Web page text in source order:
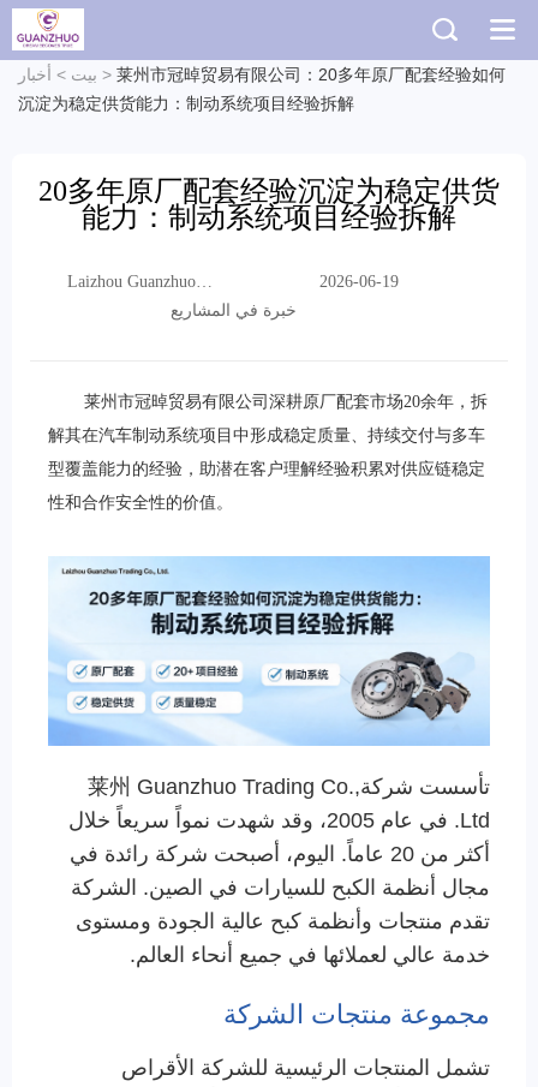
بيت > أخبار > 莱州市冠晫贸易有限公司：20多年原厂配套经验如何
沉淀为稳定供货能力：制动系统项目经验拆解
20多年原厂配套经验沉淀为稳定供货
能力：制动系统项目经验拆解
Laizhou Guanzhuo
Trading Co., Ltd.
2026-06-19
خبرة في المشاريع
莱州市冠晫贸易有限公司深耕原厂配套市场20余年，拆
解其在汽车制动系统项目中形成稳定质量、持续交付与多车
型覆盖能力的经验，助潜在客户理解经验积累对供应链稳定
性和合作安全性的价值。
تأسست شركة莱州 Guanzhuo Trading Co.,
Ltd. في عام 2005، وقد شهدت نمواً سريعاً خلال
أكثر من 20 عاماً. اليوم، أصبحت شركة رائدة في
مجال أنظمة الكبح للسيارات في الصين. الشركة
تقدم منتجات وأنظمة كبح عالية الجودة ومستوى
خدمة عالي لعملائها في جميع أنحاء العالم.
مجموعة منتجات الشركة
تشمل المنتجات الرئيسية للشركة الأقراص